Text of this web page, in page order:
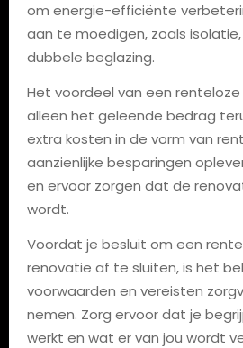
om energie-efficiënte
aan te moedigen, zoals
dubbele beglazing.
Het voordeel van een
alleen het geleende bedrag
extra kosten in de vorm van
aanzienlijke besparingen
en ervoor zorgen dat de
wordt.
Voordat je besluit om een
renovatie af te sluiten, is het
voorwaarden en vereisten
nemen. Zorg ervoor dat je
werkt en wat er van jou wordt